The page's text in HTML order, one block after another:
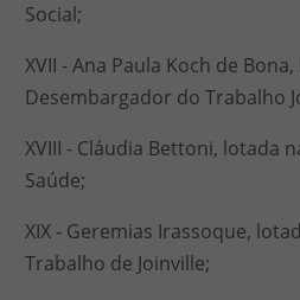
Social;
XVII - Ana Paula Koch de
Desembargador do Trabalho
XVIII - Cláudia Bettoni, lotada
Saúde;
XIX - Geremias Irassoque,
Trabalho de Joinville;